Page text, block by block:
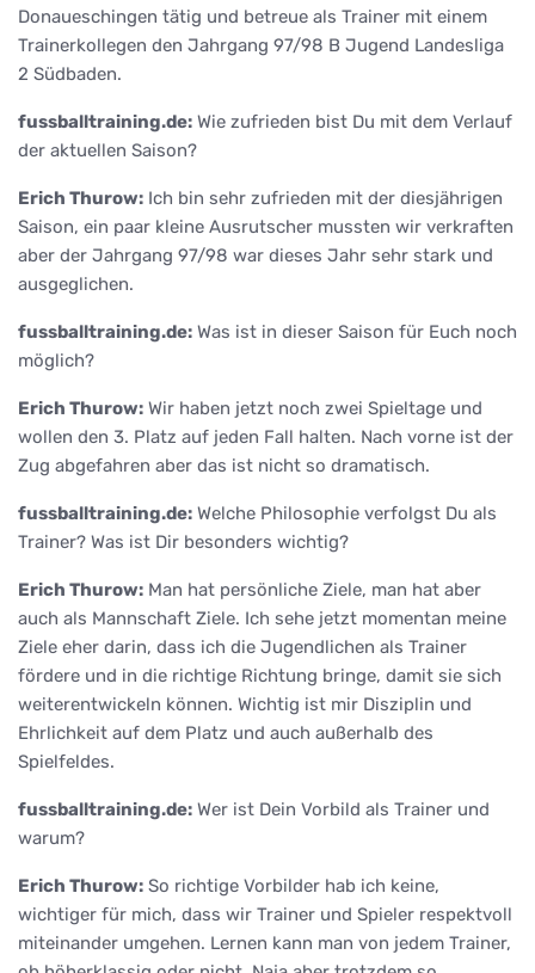
Donaueschingen tätig und betreue als Trainer mit einem
Trainerkollegen den Jahrgang 97/98 B Jugend Landesliga
2 Südbaden.
fussballtraining.de: Wie zufrieden bist Du mit dem Verlauf
der aktuellen Saison?
Erich Thurow: Ich bin sehr zufrieden mit der diesjährigen
Saison, ein paar kleine Ausrutscher mussten wir verkraften
aber der Jahrgang 97/98 war dieses Jahr sehr stark und
ausgeglichen.
fussballtraining.de: Was ist in dieser Saison für Euch noch
möglich?
Erich Thurow: Wir haben jetzt noch zwei Spieltage und
wollen den 3. Platz auf jeden Fall halten. Nach vorne ist der
Zug abgefahren aber das ist nicht so dramatisch.
fussballtraining.de: Welche Philosophie verfolgst Du als
Trainer? Was ist Dir besonders wichtig?
Erich Thurow: Man hat persönliche Ziele, man hat aber
auch als Mannschaft Ziele. Ich sehe jetzt momentan meine
Ziele eher darin, dass ich die Jugendlichen als Trainer
fördere und in die richtige Richtung bringe, damit sie sich
weiterentwickeln können. Wichtig ist mir Disziplin und
Ehrlichkeit auf dem Platz und auch außerhalb des
Spielfeldes.
fussballtraining.de: Wer ist Dein Vorbild als Trainer und
warum?
Erich Thurow: So richtige Vorbilder hab ich keine,
wichtiger für mich, dass wir Trainer und Spieler respektvoll
miteinander umgehen. Lernen kann man von jedem Trainer,